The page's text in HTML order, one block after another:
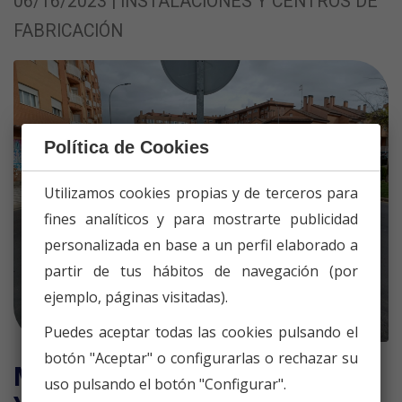
FABRICACIÓN
MANTENIMIENTO DE CALLES
Política de Cookies
Utilizamos cookies propias y de terceros para
fines analíticos y para mostrarte publicidad
personalizada en base a un perfil elaborado a
partir de tus hábitos de navegación (por
ejemplo, páginas visitadas).
Puedes aceptar todas las cookies pulsando el
botón "Aceptar" o configurarlas o rechazar su
uso pulsando el botón "Configurar".